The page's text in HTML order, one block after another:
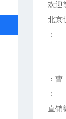
欢迎
北京
：
：曹
：
直销